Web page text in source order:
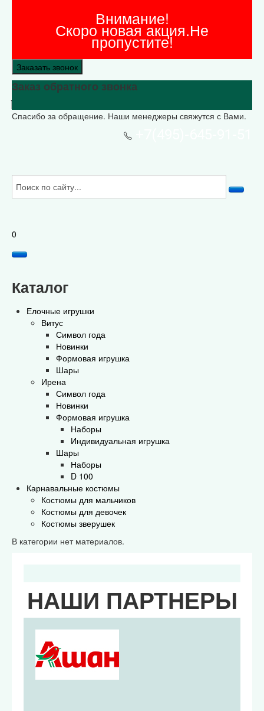
Внимание!
Скоро новая акция.Не
пропустите!
Заказать звонок
Заказ обратного звонка
Спасибо за обращение. Наши менеджеры свяжутся с Вами.
0
Каталог
Елочные игрушки
Витус
Символ года
Новинки
Формовая игрушка
Шары
Ирена
Символ года
Новинки
Формовая игрушка
Наборы
Индивидуальная игрушка
Шары
Наборы
D 100
Карнавальные костюмы
Костюмы для мальчиков
Костюмы для девочек
Костюмы зверушек
В категории нет материалов.
НАШИ ПАРТНЕРЫ